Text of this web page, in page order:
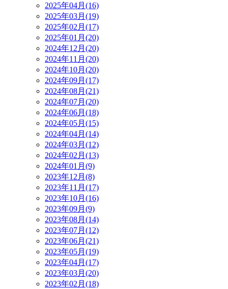
2025年04月(16)
2025年03月(19)
2025年02月(17)
2025年01月(20)
2024年12月(20)
2024年11月(20)
2024年10月(20)
2024年09月(17)
2024年08月(21)
2024年07月(20)
2024年06月(18)
2024年05月(15)
2024年04月(14)
2024年03月(12)
2024年02月(13)
2024年01月(9)
2023年12月(8)
2023年11月(17)
2023年10月(16)
2023年09月(9)
2023年08月(14)
2023年07月(12)
2023年06月(21)
2023年05月(19)
2023年04月(17)
2023年03月(20)
2023年02月(18)